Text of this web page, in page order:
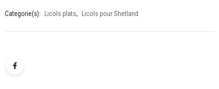
Categorie(s): Licols plats, Licols pour Shetland